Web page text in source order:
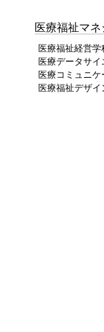
医療福祉マ
医療福祉経営学
医療データサ
医療コミュニ
医療福祉デザイ